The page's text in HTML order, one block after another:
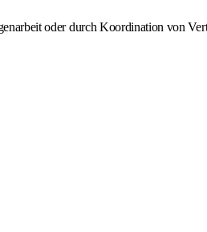
oder durch Koordination von